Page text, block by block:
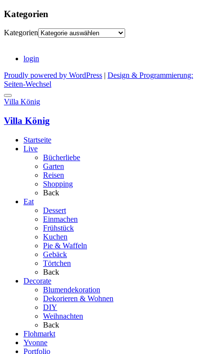
Kategorien
Kategorien
login
Proudly powered by WordPress
Design & Programmierung:
Seiten-Wechsel
Villa König
Villa König
Startseite
Live
Bücherliebe
Garten
Reisen
Shopping
Back
Eat
Dessert
Einmachen
Frühstück
Kuchen
Pie & Waffeln
Gebäck
Törtchen
Back
Decorate
Blumendekoration
Dekorieren & Wohnen
DIY
Weihnachten
Back
Flohmarkt
Yvonne
Portfolio